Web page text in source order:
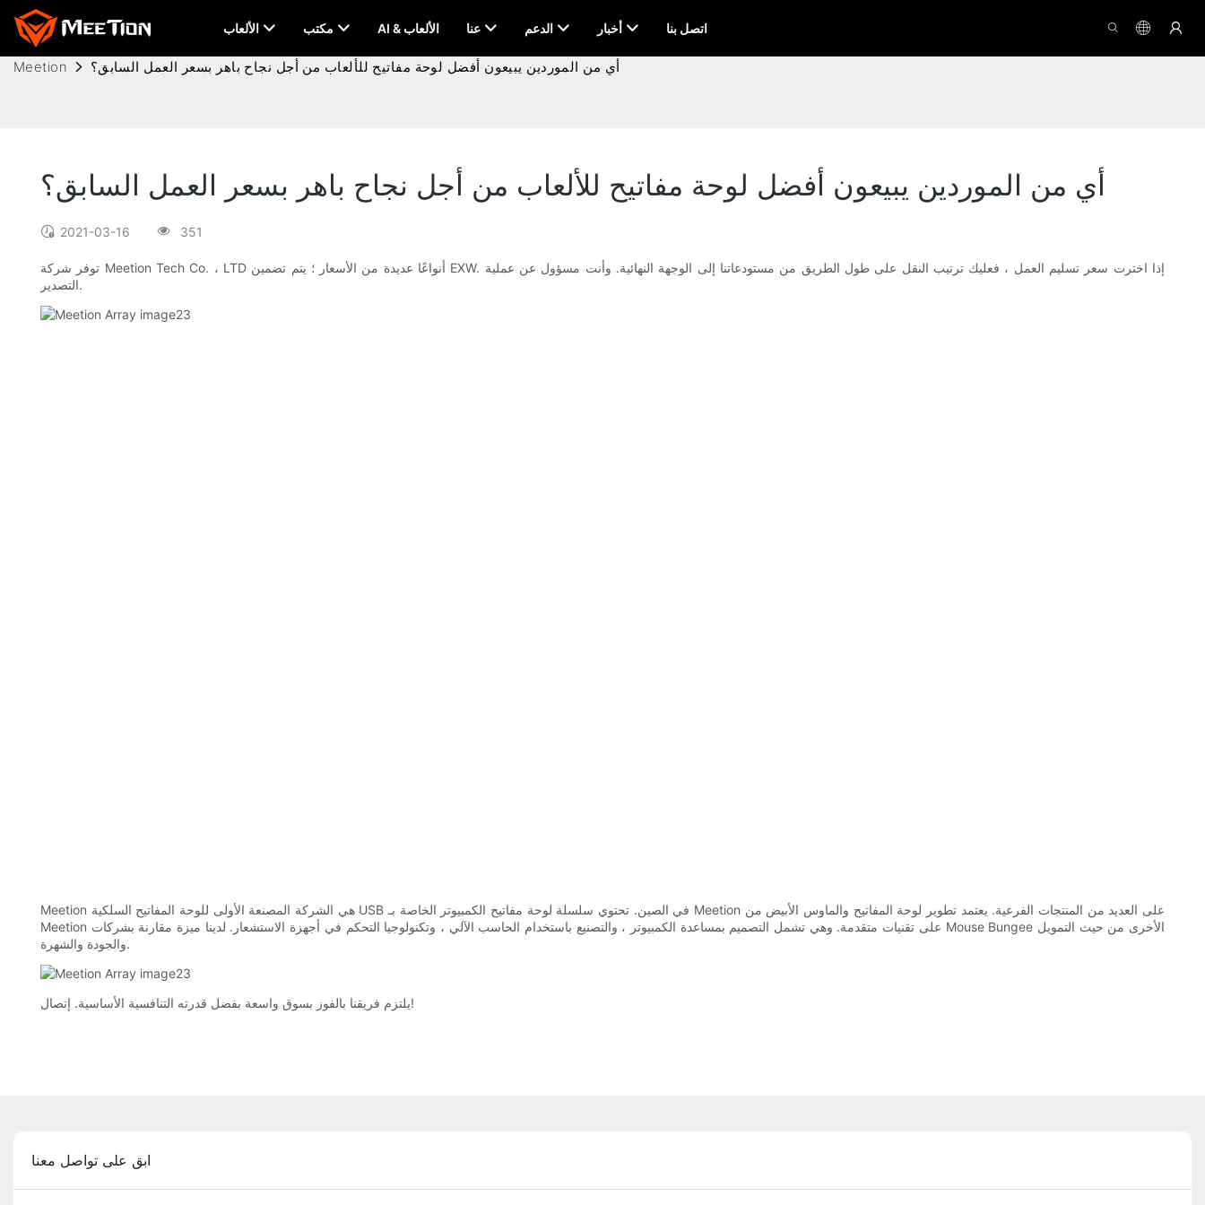
الألعاب مكتب AI & الألعاب عنا الدعم أخبار اتصل بنا
Meetion أي من الموردين يبيعون أفضل لوحة مفاتيح للألعاب من أجل نجاح باهر بسعر العمل السابق؟
أي من الموردين يبيعون أفضل لوحة مفاتيح للألعاب من أجل نجاح باهر بسعر العمل السابق؟
2021-03-16 351
توفر شركة Meetion Tech Co. ، LTD أنواعًا عديدة من الأسعار ؛ يتم تضمين EXW. إذا اخترت سعر تسليم العمل ، فعليك ترتيب النقل على طول الطريق من مستودعاتنا إلى الوجهة النهائية. وأنت مسؤول عن عملية
التصدير.
Meetion هي الشركة المصنعة الأولى للوحة المفاتيح السلكية USB في الصين. تحتوي سلسلة لوحة مفاتيح الكمبيوتر الخاصة بـ Meetion على العديد من المنتجات الفرعية. يعتمد تطوير لوحة المفاتيح والماوس الأبيض من
Meetion على تقنيات متقدمة. وهي تشمل التصميم بمساعدة الكمبيوتر ، والتصنيع باستخدام الحاسب الآلي ، وتكنولوجيا التحكم في أجهزة الاستشعار. لدينا ميزة مقارنة بشركات Mouse Bungee الأخرى من حيث التمويل
والجودة والشهرة.
يلتزم فريقنا بالفوز بسوق واسعة بفضل قدرته التنافسية الأساسية. إتصال!
ابق على تواصل معنا